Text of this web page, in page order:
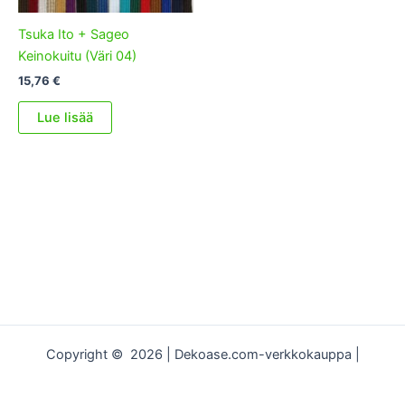
Tsuka Ito + Sageo
Keinokuitu (Väri 04)
15,76 €
Lue lisää
Copyright © 2026 | Dekoase.com-verkkokauppa |